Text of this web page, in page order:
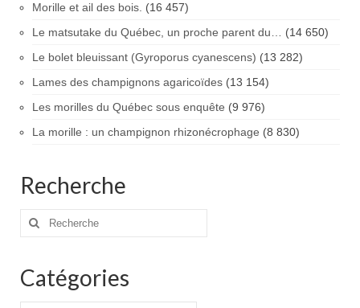
Morille et ail des bois. (16 457)
Le matsutake du Québec, un proche parent du… (14 650)
Le bolet bleuissant (Gyroporus cyanescens) (13 282)
Lames des champignons agaricoïdes (13 154)
Les morilles du Québec sous enquête (9 976)
La morille : un champignon rhizonécrophage (8 830)
Recherche
Rechercher
Catégories